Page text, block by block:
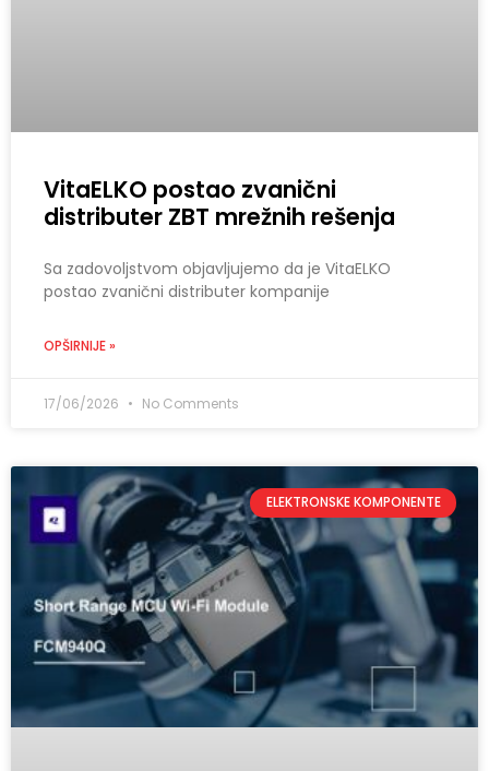
VitaELKO postao zvanični
distributer ZBT mrežnih rešenja
Sa zadovoljstvom objavljujemo da je VitaELKO
postao zvanični distributer kompanije
OPŠIRNIJE »
17/06/2026 No Comments
ELEKTRONSKE KOMPONENTE